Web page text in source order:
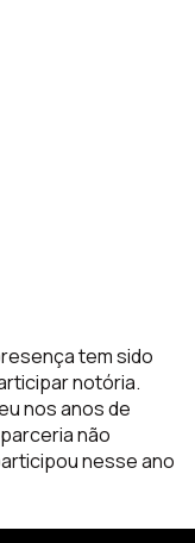
tem sido
notória.
nos anos de
parceria não
nesse ano